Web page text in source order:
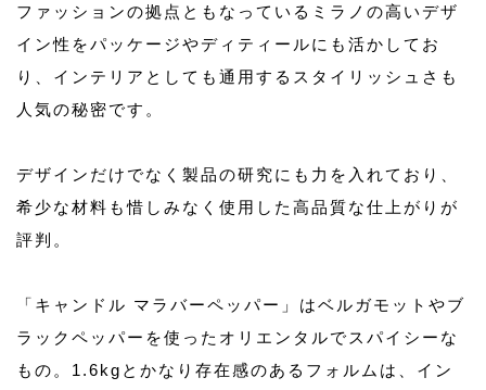
ファッションの拠点ともなっているミラノの高いデザ
イン性をパッケージやディティールにも活かしてお
り、インテリアとしても通用するスタイリッシュさも
人気の秘密です。
デザインだけでなく製品の研究にも力を入れており、
希少な材料も惜しみなく使用した高品質な仕上がりが
評判。
「キャンドル マラバーペッパー」はベルガモットやブ
ラックペッパーを使ったオリエンタルでスパイシーな
もの。1.6kgとかなり存在感のあるフォルムは、イン